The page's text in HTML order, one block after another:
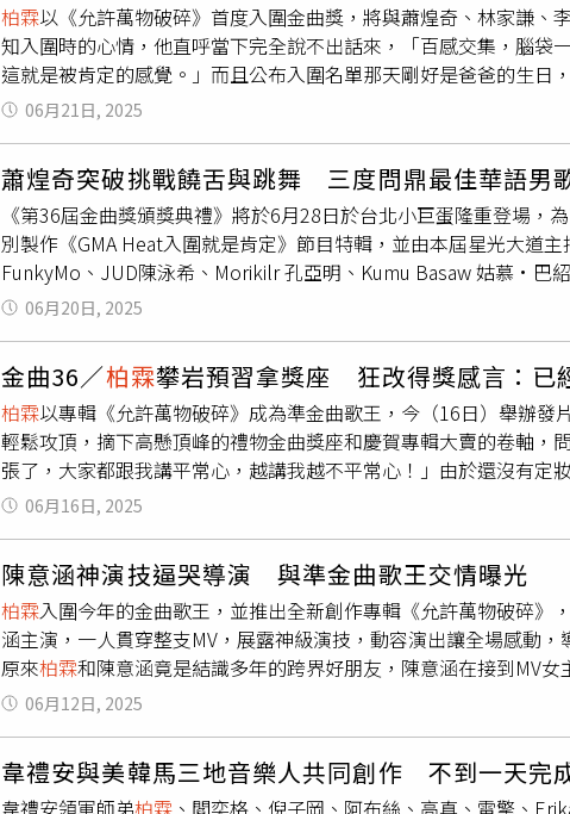
柏霖以《允許萬物破碎》首度入圍金曲獎，將與蕭煌奇、林家謙、
知入圍時的心情，他直呼當下完全說不出話來，「百感交集，腦袋
這就是被肯定的感覺。」而且公布入圍名單那天剛好是爸爸的生日
錯公布入圍的日期，當時他正在參加寫歌營，是收到師妹安吉的訊
電視前面開到最大聲，大家慢慢圍過來看，聽到我名字的時候直
緒，最後跑到廁所大哭，並錄製影片感謝公司的夥伴，笑說走出廁
（圖／楊澍攝）2022年柏霖推出首張專輯《野蠻之荒》，當年他被
人生難關，就是相當親近的家人離世，「如果當時真的有入圍，
幸，一切的發生不是偶然。」歷經家人離開、金曲失利後，他花了
連串的爭議事件爆發，節目只播了幾集就停播。上一張專輯不僅金
攝）《中國好聲音》停播對
來說是一大打擊，坦言：「我那
麼。」接著他長達半年的時間沒有創作，而且拒絕朋友的邀約，
去，對他說：「不要每天跟你的狗說話了，你要跟人接觸，你是死
了出來，「我覺得我的眼睛裡沒有光，我自認應該是一個很傑出的
國好聲音》比賽，沒想到節目竟然停播。（圖／索尼音樂提供）就
門，媽媽一看到他就說：「哥哥你看起來好污濁喔，要不要去山上
鬆，也真的成功創作出新歌，成為他再度投身音樂的開端。之後柏霖
適合的歌曲，甚至一度想放棄創作，打算請公司直接收歌給他唱，
低潮期的柏霖足不出戶，連爸爸都看不下去，後來聽媽媽的話獨自
加入了新專輯的企劃，並寫出〈允許萬物破碎〉的歌詞，才讓柏霖
在家裡喝水，看著水杯突然冒出「這麼易碎的東西，為什麼我們每
所有盤子都打破，直呼：「有夠爽！」事後他與李格弟分享，對方
此柏霖 終於找回過往對音樂的熱情，並用靈魂演繹新專輯的作品。
總算走出低潮。（圖／楊澍攝）金曲獎已經進入倒數階段，柏霖說
面，對鏡頭有恐懼症，之前花了兩小時跟攝影師一起找我的角度，
帶什麼幸運物？他笑說爸媽就是自己的幸運物，當天也會跟爸媽一
說，幸運物就是他的爸爸媽媽。（圖／楊澍攝）
06月21日, 2025
蕭煌奇突破挑戰饒舌與跳舞 三度問鼎最佳華語男
《第36屆金曲獎頒獎典禮》將於6月28日於台北小巨蛋隆重登場，
別製作《GMA Heat入圍就是肯定》節目特輯，並由本屆星光大道
FunkyMo、JUD陳泳希、Morikilr 孔亞明、Kumu Basaw 姑慕·巴
芯、林鈺婷、邱淑蟬、桑布伊、
PoLin、張淦勛 Giyu
TRAEGO、陳以恆、陳忻玥、戴曉君Sauljaljui、蕭煌奇、羅思容
創作歷程與入圍心情，也將現場演唱入圍作品，讓觀眾在頒獎典禮
就是肯定》邀請金曲入圍嘉賓齊聚暢談，左起陳忻玥、魏如萱、 柏
外，幕後夥伴們也將分享鮮為人知的製作歷程，揭示作品背後的努
平、海大富、高潮（林志仁），以及入圍「最佳單曲製作人獎」的
驗與製作觀點，讓觀眾更全面理解幕後工作者對音樂作品所投注的
月21日下午1點到4點、6月22日下午1點到3點，於臺灣電視台播出
光大道主持人陳明珠（左）及黃偉晉（右）主持。（圖／台視提
「最佳華語男歌手獎」，專輯記錄他在疫情後對人生的體悟與轉變
悔。」他希望音樂能成為陪伴與保護的力量，這次更首度挑戰饒舌
讚舞藝驚人，而蕭煌奇已經有過多次入圍、得獎經驗，他笑說：「
多人做出這麼有特色的專輯。」同樣身為金曲常客的魏如萱，今年
手獎」，魏如萱表示：「珍珠名字很漂亮圓潤，加上刑這個字就有
的製作過程，這次首度挑戰饒舌，並邀請好友楊祐寧合作，而專輯
一半哭到暫停，歌中一句「你好嗎？」成為她對父親、也是對自己
能正視內心的喜怒哀樂，將不好的情緒化作一首詩，感受生命的真
迷幻感的唱腔被譽為「台版怪奇比莉」，她坦言自己不善於表達情
06月20日, 2025
金曲36／柏霖攀岩預習拿獎座 狂改得獎感言：已
柏霖以專輯《允許萬物破碎》成為準金曲歌王，今（16日）舉辦
輕鬆攻頂，摘下高懸頂峰的禮物金曲獎座和慶賀專輯大賣的卷軸，
張了，大家都跟我講平常心，越講我越不平常心！」由於還沒有定
獎，他對「紅毯第一帥」也沒有太大的企圖心，「沒有刻意要爭，
備得獎感言，笑說每天都在改內容，目前已經來到第7個版本，但
獎，情緒也要控管，「但這個演不出來，從最根本的心態去調整，
會不會擔心情緒失控大哭？他笑說：「絕對會暴哭，我是非常感性
我，出專輯真的是滿難的事情 。」近期演藝圈閃兵風波鬧得沸沸
柏霖表示不方便發表看法，但他分享了自己當兵的經驗，提到當時
月比較辛苦，笑說：「我抽到水平計算兵，都在教室裡吹冷氣算數學
06月16日, 2025
陳意涵神演技逼哭導演 與準金曲歌王交情曝光
柏霖入圍今年的金曲歌王，並推出全新創作專輯《允許萬物破碎》
涵主演，一人貫穿整支MV，展露神級演技，動容演出讓全場感動
原來柏霖和陳意涵竟是結識多年的跨界好朋友，陳意涵在接到MV
柏霖直呼「太感謝」。在MV中，陳意涵展現超強演技，一舉一動
拍戲的空檔，讓
／索尼音樂提供）柏霖還是舞者期間，陳意涵和演員好友們到柏霖
06月12日, 2025
韋禮安與美韓馬三地音樂人共同創作 不到一天完